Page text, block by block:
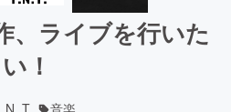
、ライブを行いた
い！